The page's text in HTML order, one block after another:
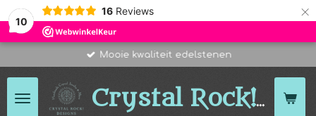
10
16 Reviews ×
Crystal Rock!
Mooie kwaliteit edelstenen